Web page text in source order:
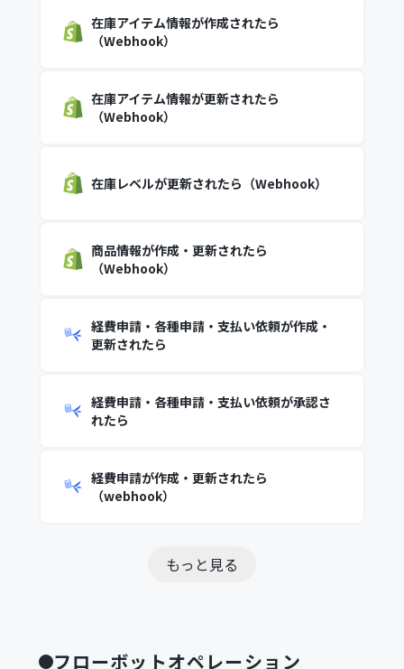
在庫アイテム情報が作成されたら
（Webhook）
在庫アイテム情報が更新されたら
（Webhook）
在庫レベルが更新されたら（Webhook）
商品情報が作成・更新されたら
（Webhook）
経費申請・各種申請・支払い依頼が作成・
更新されたら
経費申請・各種申請・支払い依頼が承認さ
れたら
経費申請が作成・更新されたら
（webhook）
もっと見る
フローボットオペレーション